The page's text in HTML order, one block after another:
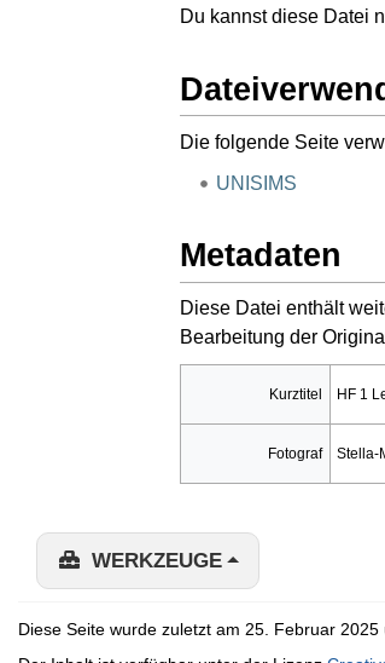
Du kannst diese Datei
Die folgende Seite
UNISIMS
Metadaten
Diese Datei enthält
Bearbeitung der
Kurztitel HF 1
Fotograf Stella-
WERKZEUGE
Diese Seite wurde zuletzt am 25. Februar 2025